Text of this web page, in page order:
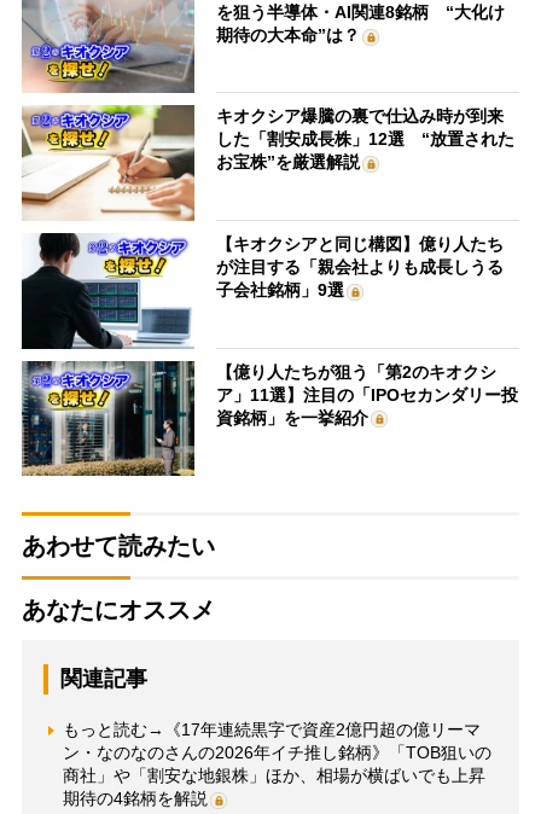
を狙う半導体・AI関連8銘柄 “大化け
期待の大本命”は？
キオクシア爆騰の裏で仕込み時が到来
した「割安成長株」12選 “放置された
お宝株”を厳選解説
【キオクシアと同じ構図】億り人たち
が注目する「親会社よりも成長しうる
子会社銘柄」9選
【億り人たちが狙う「第2のキオクシ
ア」11選】注目の「IPOセカンダリー投
資銘柄」を一挙紹介
あわせて読みたい
あなたにオススメ
関連記事
もっと読む→《17年連続黒字で資産2億円超の億リーマ
ン・なのなのさんの2026年イチ推し銘柄》「TOB狙いの
商社」や「割安な地銀株」ほか、相場が横ばいでも上昇
期待の4銘柄を解説